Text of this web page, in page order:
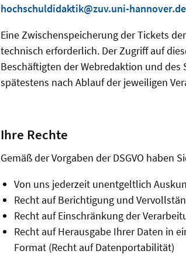
hochschuldidaktik@zuv.uni-hannover.de
Eine Zwischenspeicherung der Tickets
technisch erforderlich. Der Zugriff auf
Beschäftigten der Webredaktion und des
spätestens nach Ablauf der jeweiligen
Ihre Rechte
Gemäß der Vorgaben der DSGVO haben
Von uns jederzeit unentgeltlich
Recht auf Berichtigung und
Recht auf Einschränkung der
Recht auf Herausgabe Ihrer Daten in
Format (Recht auf Datenportabilität)